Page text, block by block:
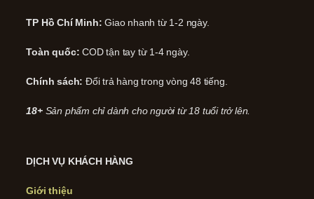
TP Hồ Chí Minh: Giao nhanh từ 1-2 ngày.
Toàn quốc: COD tận tay từ 1-4 ngày.
Chính sách: Đổi trả hàng trong vòng 48 tiếng.
18+ Sản phẩm chỉ dành cho người từ 18 tuổi trở lên.
DỊCH VỤ KHÁCH HÀNG
Giới thiệu